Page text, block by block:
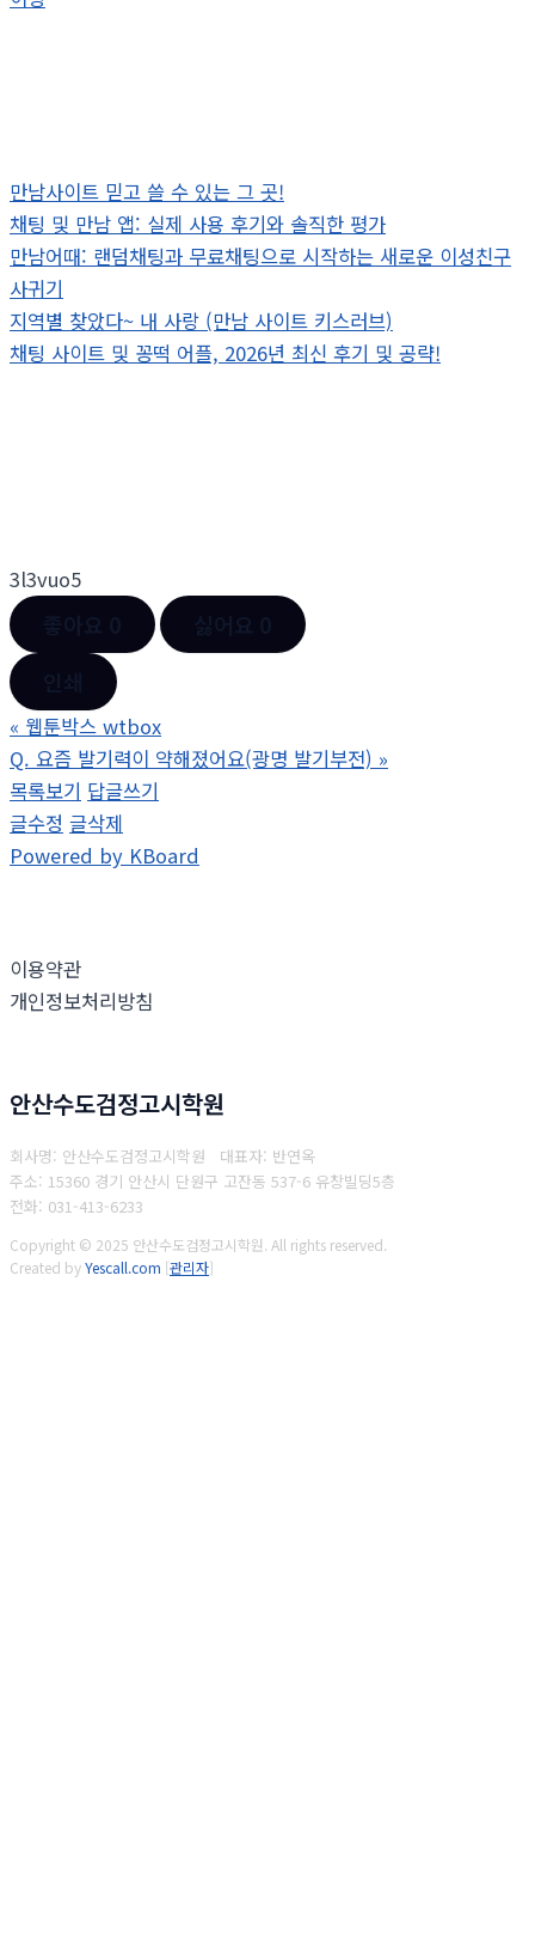
만남사이트 믿고 쓸 수 있는 그 곳!
채팅 및 만남 앱: 실제 사용 후기와 솔직한 평가
만남어때: 랜덤채팅과 무료채팅으로 시작하는 새로운 이성친구
사귀기
지역별 찾았다~ 내 사랑 (만남 사이트 키스러브)
채팅 사이트 및 꽁떡 어플, 2026년 최신 후기 및 공략!
3l3vuo5
« 웹툰박스 wtbox
Q. 요즘 발기력이 약해졌어요(광명 발기부전) »
목록보기 답글쓰기
글수정 글삭제
Powered by KBoard
이용약관
개인정보처리방침
안산수도검정고시학원
회사명: 안산수도검정고시학원 대표자: 반연옥
주소: 15360 경기 안산시 단원구 고잔동 537-6 유창빌딩5층
전화: 031-413-6233
Copyright © 2025 안산수도검정고시학원. All rights reserved.
Created byYescall.com [관리자]